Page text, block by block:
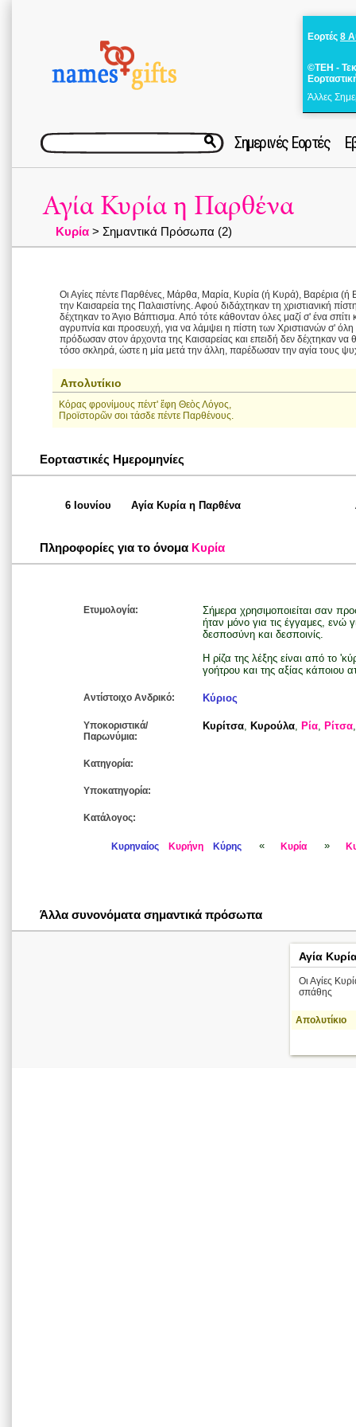
Εορτές 8
©ΤΕΗ -
Άλλες
Σημερινές Εορτές
Αγία Κυρία η Παρθένα
Κυρία > Σημαντικά Πρόσωπα (2)
Οι Αγίες πέντε Παρθένες, Μάρθα, Μαρία, Κυρία (ή Κυρά), Βαρέρια (ή
την Καισαρεία της Παλαιστίνης. Αφού διδάχτηκαν τη χριστιανική
δέχτηκαν το Άγιο Βάπτισμα. Από τότε κάθονταν όλες μαζί σ' ένα
αγρυπνία και προσευχή, για να λάμψει η πίστη των Χριστιανών σ'
πρόδωσαν στον άρχοντα της Καισαρείας και επειδή δεν δέχτηκαν να
τόσο σκληρά, ώστε η μία μετά την άλλη, παρέδωσαν την αγία τους
Απολυτίκιο
Κόρας φρονίμους πέντ' ἔφη Θεὸς Λόγος,
Προϊστορῶν σοι τάσδε πέντε Παρθένους.
Εορταστικές Ημερομηνίες
6 Ιουνίου Αγία Κυρία η Παρθένα
Πληροφορίες για το όνομα Κυρία
Ετυμολογία:
Σήμερα χρησιμοποιείται σαν
ήταν μόνο για τις έγγαμες, ενώ
δεσποσύνη και δεσποινίς.
Η ρίζα της λέξης είναι από το
γοήτρου και της αξίας κάποιου
Αντίστοιχο Ανδρικό: Κύριος
Υποκοριστικά/
Παρωνύμια:
Κυρίτσα, Κυρούλα, Ρία, Ρίτσα
Κατηγορία:
Υποκατηγορία:
Κατάλογος:
Κυρηναίος Κυρήνη Κύρης « Κυρία »
Άλλα συνονόματα σημαντικά πρόσωπα
Αγία
Οι Αγίες
σπάθης
Απολυτίκιο